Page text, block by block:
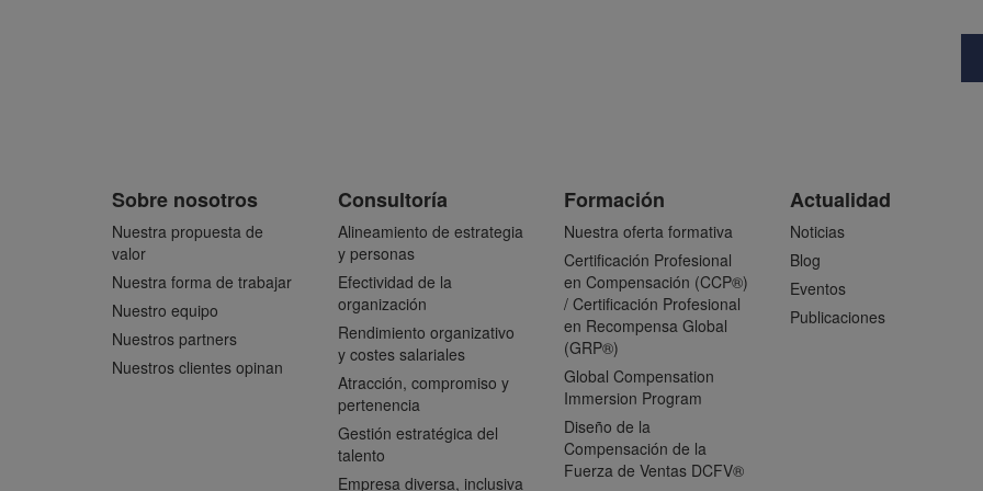
Sobre nosotros
Nuestra propuesta de
valor
Nuestra forma de trabajar
Nuestro equipo
Nuestros partners
Nuestros clientes opinan
Consultoría
Alineamiento de estrategia
y personas
Efectividad de la
organización
Rendimiento organizativo
y costes salariales
Atracción, compromiso y
pertenencia
Gestión estratégica del
talento
Empresa diversa, inclusiva
Formación
Nuestra oferta formativa
Certificación Profesional
en Compensación (CCP®)
/ Certificación Profesional
en Recompensa Global
(GRP®)
Global Compensation
Immersion Program
Diseño de la
Compensación de la
Fuerza de Ventas DCFV®
Actualidad
Noticias
Blog
Eventos
Publicaciones